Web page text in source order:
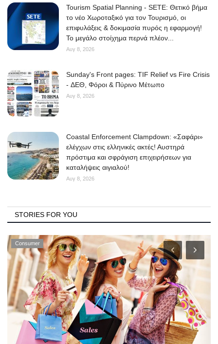
Tourism Spatial Planning - SETE: Θετικό βήμα
το νέο Χωροταξικό για τον Τουρισμό, οι
επιφυλάξεις & δοκιμασία πυρός η εφαρμογή!
Το μεγάλο στοίχημα περνά πλέον...
Αυγ 8, 2026
Sunday's Front pages: TIF Relief vs Fire Crisis
- ΔΕΘ, Φόροι & Πύρινο Μέτωπο
Αυγ 8, 2026
Coastal Enforcement Clampdown: «Σαφάρι»
ελέγχων στις ελληνικές ακτές! Αυστηρά
πρόστιμα και σφράγιση επιχειρήσεων για
καταλήψεις αιγιαλού!
Αυγ 8, 2026
STORIES FOR YOU
Consumer